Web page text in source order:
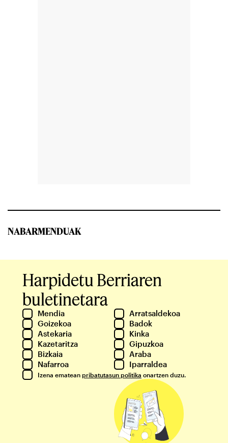
NABARMENDUAK
Harpidetu Berriaren
buletinetara
Mendia
Arratsaldekoa
Goizekoa
Badok
Astekaria
Kinka
Kazetaritza
Gipuzkoa
Bizkaia
Araba
Nafarroa
Iparraldea
Izena ematean pribatutasun politika onartzen duzu.